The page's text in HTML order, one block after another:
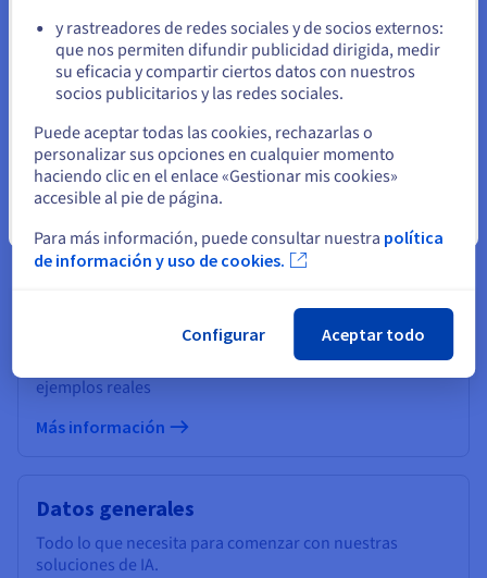
Más información
Guías
Consulte nuestras guías de uso de AI Training
Más información
Descubra nuestros tutoriales y aprenda a través de
ejemplos reales
Más información
Datos generales
Todo lo que necesita para comenzar con nuestras
soluciones de IA.
Permanezca en el sitio web actual
Seleccione otro sitio web
y rastreadores de redes sociales y de socios externos:
que nos permiten difundir publicidad dirigida, medir
su eficacia y compartir ciertos datos con nuestros
socios publicitarios y las redes sociales.
Puede aceptar todas las cookies, rechazarlas o
personalizar sus opciones en cualquier momento
haciendo clic en el enlace «Gestionar mis cookies»
accesible al pie de página.
Para más información, puede consultar nuestra política
de información y uso de cookies.
Configurar Aceptar todo